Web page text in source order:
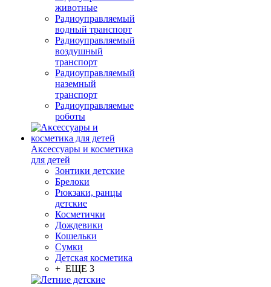
животные
Радиоуправляемый
водный транспорт
Радиоуправляемый
воздушный
транспорт
Радиоуправляемый
наземный
транспорт
Радиоуправляемые
роботы
Аксессуары и косметика
для детей
Зонтики детские
Брелоки
Рюкзаки, ранцы
детские
Косметички
Дождевики
Кошельки
Сумки
Детская косметика
+ ЕЩЕ 3